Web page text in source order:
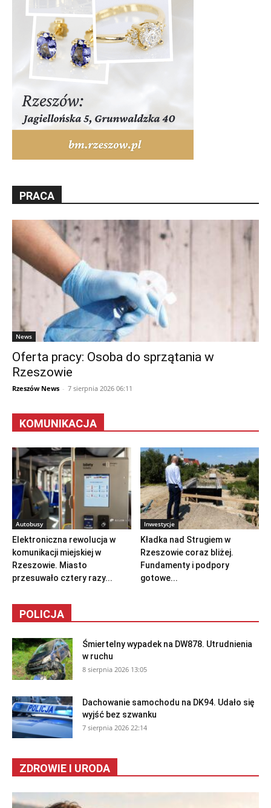
PRACA
News
Oferta pracy: Osoba do sprzątania w
Rzeszowie
Rzeszów News - 7 sierpnia 2026 06:11
KOMUNIKACJA
Autobusy
Elektroniczna rewolucja w
komunikacji miejskiej w
Rzeszowie. Miasto
przesuwało cztery razy...
Inwestycje
Kładka nad Strugiem w
Rzeszowie coraz bliżej.
Fundamenty i podpory
gotowe...
POLICJA
Śmiertelny wypadek na DW878. Utrudnienia
w ruchu
8 sierpnia 2026 13:05
Dachowanie samochodu na DK94. Udało się
wyjść bez szwanku
7 sierpnia 2026 22:14
ZDROWIE I URODA